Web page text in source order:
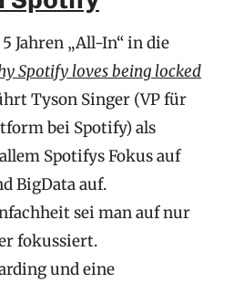
Jahren „All-In“ in die
Spotify loves being locked
Tyson Singer (VP für
bei Spotify) als
Spotifys Fokus auf
BigData auf.
sei man auf nur
fokussiert.
und eine